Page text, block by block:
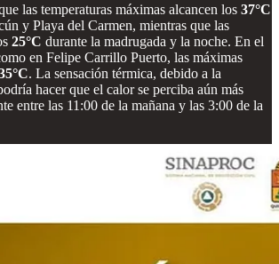
las temperaturas máximas alcancen los 37°C
y Playa del Carmen, mientras que las
25°C durante la madrugada y la noche. En el
en Felipe Carrillo Puerto, las máximas
. La sensación térmica, debido a la
hacer que el calor se perciba aún más
entre las 11:00 de la mañana y las 3:00 de la